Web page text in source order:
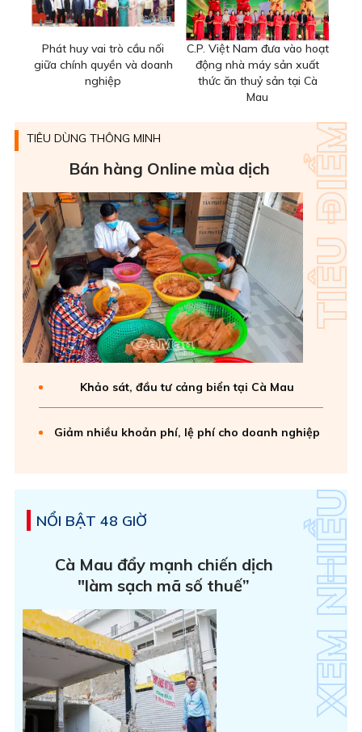
Phát huy vai trò cầu nối
giữa chính quyền và doanh
nghiệp
C.P. Việt Nam đưa vào hoạt
động nhà máy sản xuất
thức ăn thuỷ sản tại Cà
Mau
TIÊU DÙNG THÔNG MINH
Bán hàng Online mùa dịch
Khảo sát, đầu tư cảng biển tại Cà Mau
Giảm nhiều khoản phí, lệ phí cho doanh nghiệp
NỔI BẬT 48 GIỜ
Cà Mau đẩy mạnh chiến dịch
"làm sạch mã số thuế”